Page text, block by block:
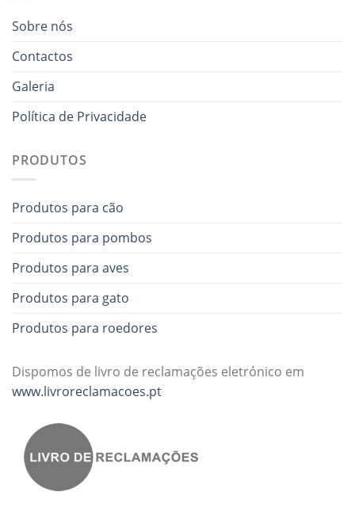
Sobre nós
Contactos
Galeria
Política de Privacidade
PRODUTOS
Produtos para cão
Produtos para pombos
Produtos para aves
Produtos para gato
Produtos para roedores
Dispomos de livro de reclamações eletrónico em
www.livroreclamacoes.pt